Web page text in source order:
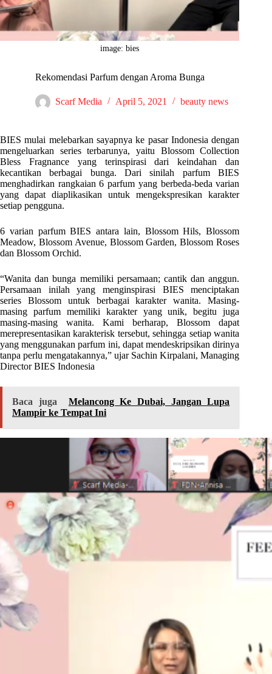
image: bies
Rekomendasi Parfum dengan Aroma Bunga
Scarf Media April 5, 2021 beauty news
BIES mulai melebarkan sayapnya ke pasar Indonesia dengan
mengeluarkan series terbarunya, yaitu Blossom Collection
Bless Fragnance yang terinspirasi dari keindahan dan
kecantikan berbagai bunga. Dari sinilah parfum BIES
menghadirkan rangkaian 6 parfum yang berbeda-beda varian
yang dapat diaplikasikan untuk mengekspresikan karakter
setiap pengguna.
6 varian parfum BIES antara lain, Blossom Hils, Blossom
Meadow, Blossom Avenue, Blossom Garden, Blossom Roses
dan Blossom Orchid.
“Wanita dan bunga memiliki persamaan; cantik dan anggun.
Persamaan inilah yang menginspirasi BIES menciptakan
series Blossom untuk berbagai karakter wanita. Masing-
masing parfum memiliki karakter yang unik, begitu juga
masing-masing wanita. Kami berharap, Blossom dapat
merepresentasikan karakterisk tersebut, sehingga setiap wanita
yang menggunakan parfum ini, dapat mendeskripsikan dirinya
tanpa perlu mengatakannya,” ujar Sachin Kirpalani, Managing
Director BIES Indonesia
Baca juga
Melancong Ke Dubai, Jangan Lupa
Mampir ke Tempat Ini